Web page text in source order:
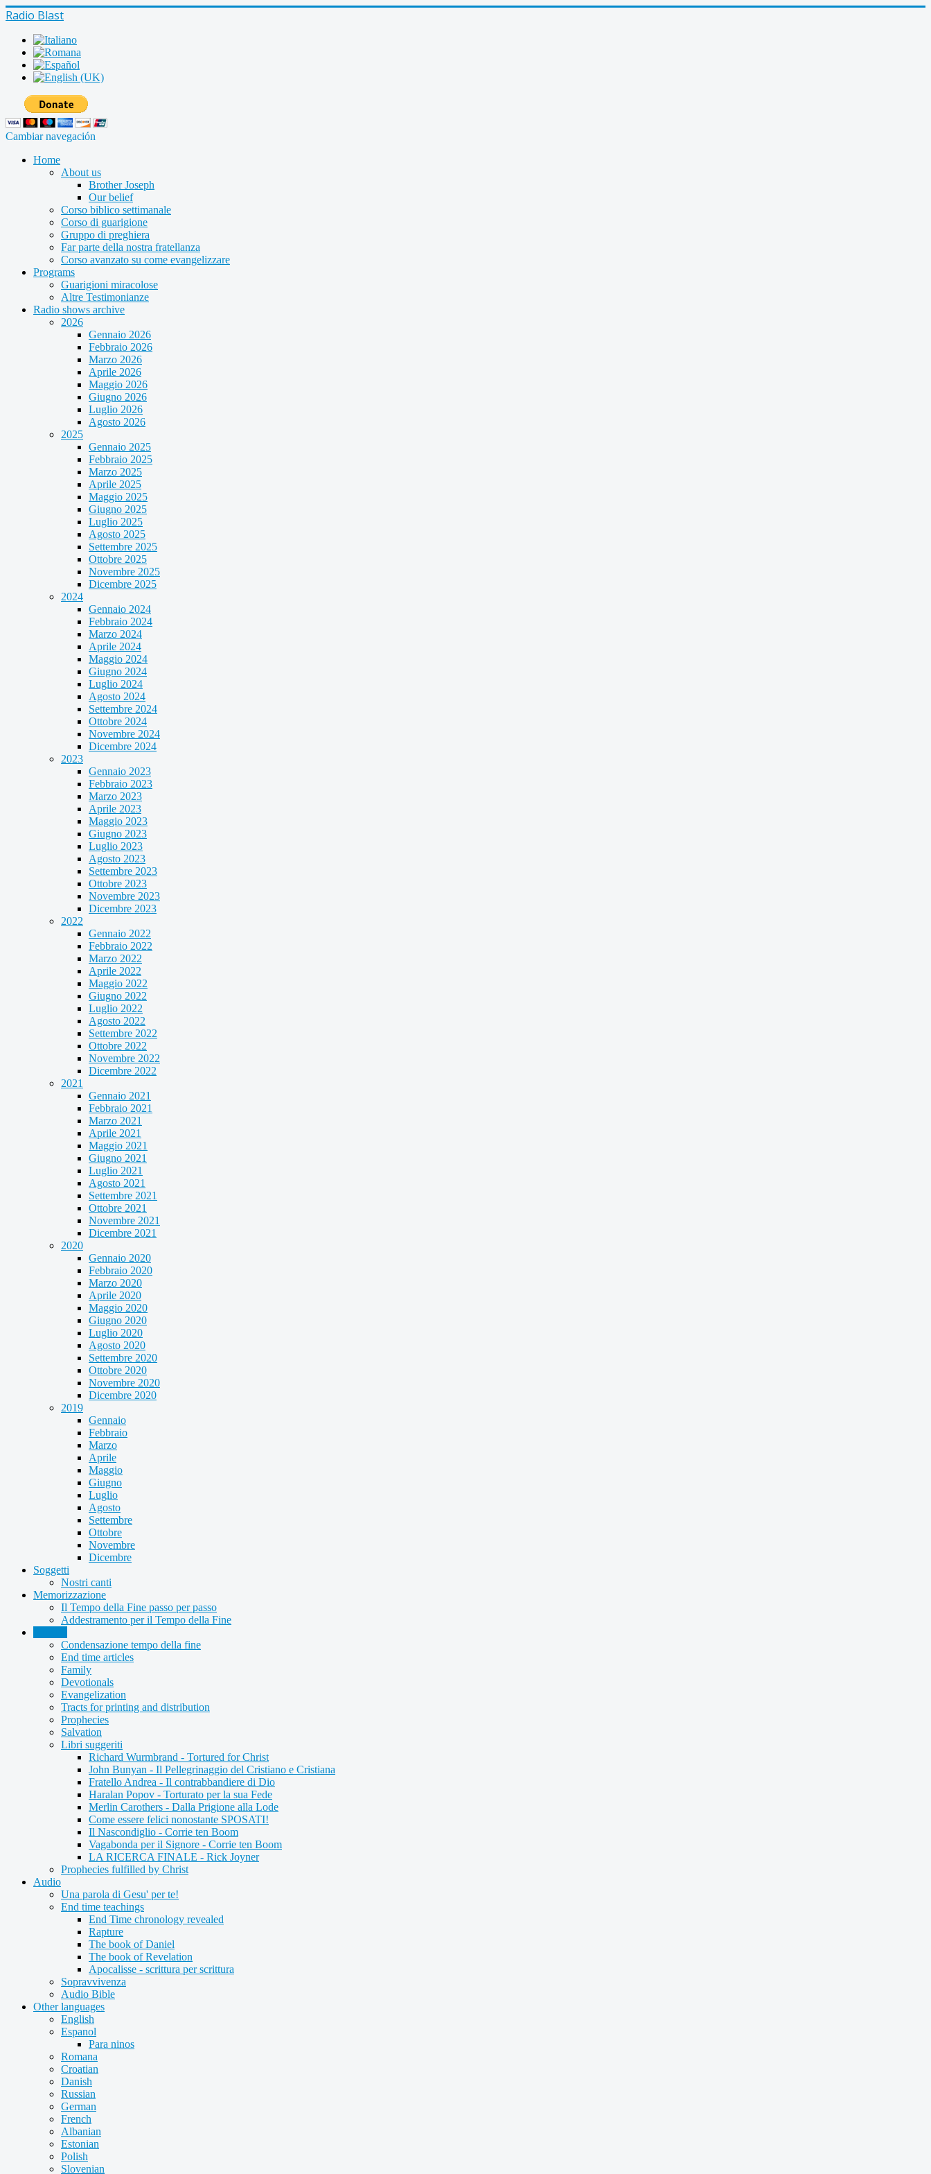
Radio Blast
Cambiar navegación
Home
About us
Brother Joseph
Our belief
Corso biblico settimanale
Corso di guarigione
Gruppo di preghiera
Far parte della nostra fratellanza
Corso avanzato su come evangelizzare
Programs
Guarigioni miracolose
Altre Testimonianze
Radio shows archive
2026
Gennaio 2026
Febbraio 2026
Marzo 2026
Aprile 2026
Maggio 2026
Giugno 2026
Luglio 2026
Agosto 2026
2025
Gennaio 2025
Febbraio 2025
Marzo 2025
Aprile 2025
Maggio 2025
Giugno 2025
Luglio 2025
Agosto 2025
Settembre 2025
Ottobre 2025
Novembre 2025
Dicembre 2025
2024
Gennaio 2024
Febbraio 2024
Marzo 2024
Aprile 2024
Maggio 2024
Giugno 2024
Luglio 2024
Agosto 2024
Settembre 2024
Ottobre 2024
Novembre 2024
Dicembre 2024
2023
Gennaio 2023
Febbraio 2023
Marzo 2023
Aprile 2023
Maggio 2023
Giugno 2023
Luglio 2023
Agosto 2023
Settembre 2023
Ottobre 2023
Novembre 2023
Dicembre 2023
2022
Gennaio 2022
Febbraio 2022
Marzo 2022
Aprile 2022
Maggio 2022
Giugno 2022
Luglio 2022
Agosto 2022
Settembre 2022
Ottobre 2022
Novembre 2022
Dicembre 2022
2021
Gennaio 2021
Febbraio 2021
Marzo 2021
Aprile 2021
Maggio 2021
Giugno 2021
Luglio 2021
Agosto 2021
Settembre 2021
Ottobre 2021
Novembre 2021
Dicembre 2021
2020
Gennaio 2020
Febbraio 2020
Marzo 2020
Aprile 2020
Maggio 2020
Giugno 2020
Luglio 2020
Agosto 2020
Settembre 2020
Ottobre 2020
Novembre 2020
Dicembre 2020
2019
Gennaio
Febbraio
Marzo
Aprile
Maggio
Giugno
Luglio
Agosto
Settembre
Ottobre
Novembre
Dicembre
Soggetti
Nostri canti
Memorizzazione
Il Tempo della Fine passo per passo
Addestramento per il Tempo della Fine
Condensazione tempo della fine
End time articles
Family
Devotionals
Evangelization
Tracts for printing and distribution
Prophecies
Salvation
Libri suggeriti
Richard Wurmbrand - Tortured for Christ
John Bunyan - Il Pellegrinaggio del Cristiano e Cristiana
Fratello Andrea - Il contrabbandiere di Dio
Haralan Popov - Torturato per la sua Fede
Merlin Carothers - Dalla Prigione alla Lode
Come essere felici nonostante SPOSATI!
Il Nascondiglio - Corrie ten Boom
Vagabonda per il Signore - Corrie ten Boom
LA RICERCA FINALE - Rick Joyner
Prophecies fulfilled by Christ
Audio
Una parola di Gesu' per te!
End time teachings
End Time chronology revealed
Rapture
The book of Daniel
The book of Revelation
Apocalisse - scrittura per scrittura
Sopravvivenza
Audio Bible
Other languages
English
Espanol
Para ninos
Romana
Croatian
Danish
Russian
German
French
Albanian
Estonian
Polish
Slovenian